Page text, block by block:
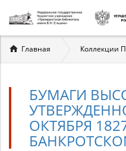
Вы
здесь
Главная Коллекции
БУМАГИ
ОКТЯБРЯ